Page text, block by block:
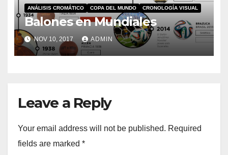
ANÁLISIS CROMÁTICO COPA DEL MUNDO CRONOLOGÍA VISUAL
Balones en Mundiales
NOV 10, 2017 ADMIN
Leave a Reply
Your email address will not be published. Required
fields are marked *